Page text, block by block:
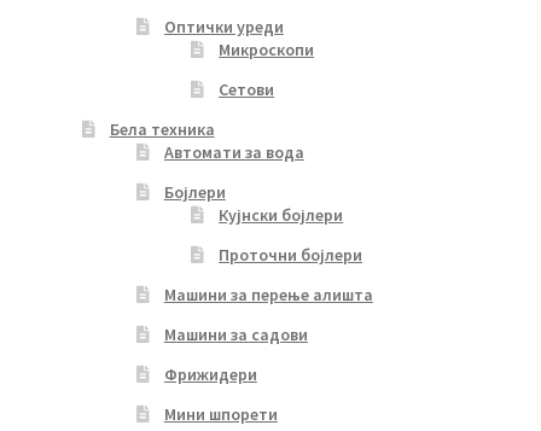
Оптички уреди
Микроскопи
Сетови
Бела техника
Автомати за вода
Бојлери
Кујнски бојлери
Проточни бојлери
Машини за перење алишта
Машини за садови
Фрижидери
Мини шпорети